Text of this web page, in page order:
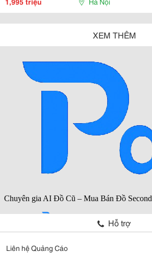
XEM THÊM
Hỗ trợ
Liên hệ Quảng Cáo